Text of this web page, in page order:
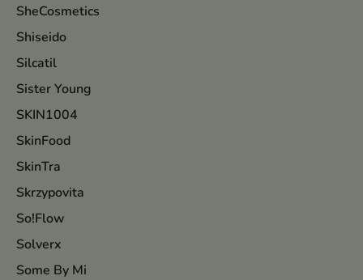
SheCosmetics
Shiseido
Silcatil
Sister Young
SKIN1004
SkinFood
SkinTra
Skrzypovita
So!Flow
Solverx
Some By Mi